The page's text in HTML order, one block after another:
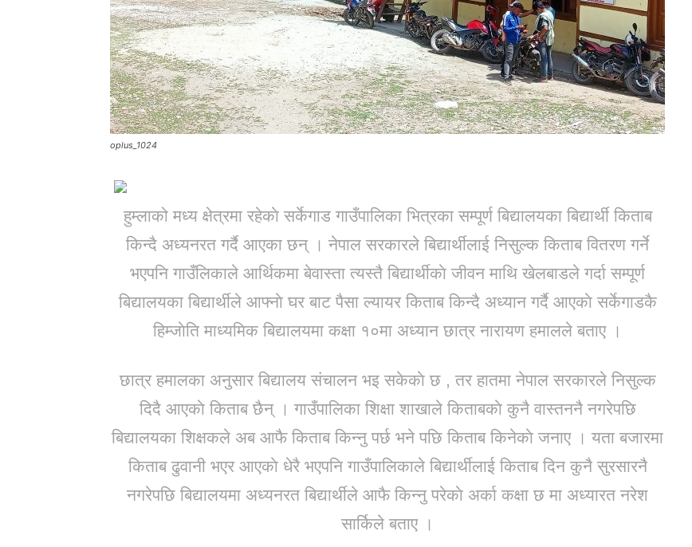
oplus_1024
हुम्लाको मध्य क्षेत्रमा रहेकाे सर्केगाड गाउँपालिका भित्रका सम्पूर्ण बिद्यालयका बिद्यार्थी किताब
किन्दै अध्यनरत गर्दै आएका छन् । नेपाल सरकारले बिद्यार्थीलाई निसुल्क किताब वितरण गर्ने
भएपनि गाउँलिकाले आर्थिकमा बेवास्ता त्यस्तै बिद्यार्थीकाे जीवन माथि खेलबाडले गर्दा सम्पूर्ण
बिद्यालयका बिद्यार्थीले आफ्नाे घर बाट पैसा ल्यायर किताब किन्दै अध्यान गर्दै आएकाे सर्केगाडकै
हिम्जाेति माध्यमिक बिद्यालयमा कक्षा १०मा अध्यान छात्र नारायण हमालले बताए ।
छात्र हमालका अनुसार बिद्यालय संचालन भइ सकेकाे छ , तर हातमा नेपाल सरकारले निसुल्क
दिदै आएकाे किताब छैन् । गाउँपालिका शिक्षा शाखाले किताबकाे कुनै वास्तननै नगरेपछि
बिद्यालयका शिक्षकले अब आफै किताब किन्नु पर्छ भने पछि किताब किनेकाे जनाए । यता बजारमा
किताब ढुवानी भएर आएकाे धेरै भएपनि गाउँपालिकाले बिद्यार्थीलाई किताब दिन कुनै सुरसारनै
नगरेपछि बिद्यालयमा अध्यनरत बिद्यार्थीले आफै किन्नु परेकाे अर्का कक्षा छ मा अध्यारत नरेश
सार्किले बताए ।